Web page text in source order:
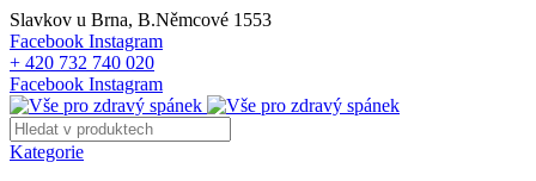
Slavkov u Brna, B.Němcové 1553
Facebook Instagram
+ 420 732 740 020
Facebook Instagram
Kategorie